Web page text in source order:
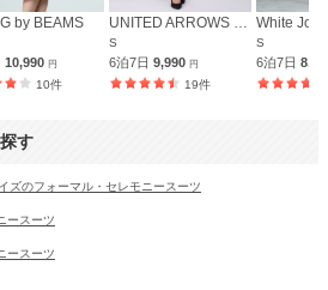
by BEAMS
10,990円
10件
UNITED ARROWS green label relaxing
S
6泊7日 9,990 円
19件
White
S
6泊7日
す
ズのフォーマル・セレモニースーツ
ースーツ
ースーツ